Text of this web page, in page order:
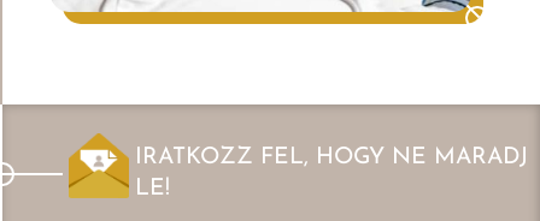
IRATKOZZ FEL, HOGY NE MARADJ
LE!